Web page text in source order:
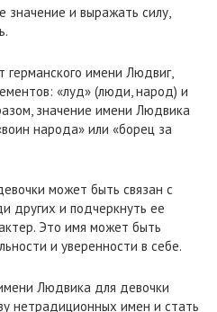
значение и выражать силу,
имени Людвиг,
«луд» (люди, народ) и
значение имени Людвика
народа» или «борец за
может быть связан с
других и подчеркнуть ее
Это имя может быть
и уверенности в себе.
Людвика для девочки
нетрадиционных имен и стать